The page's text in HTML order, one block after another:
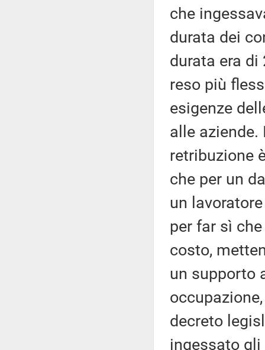
che
durata dei
durata era
reso più
esigenze
alle
retribuzione
che per un
un
per far sì
costo,
un supporto
decreto
ingessato